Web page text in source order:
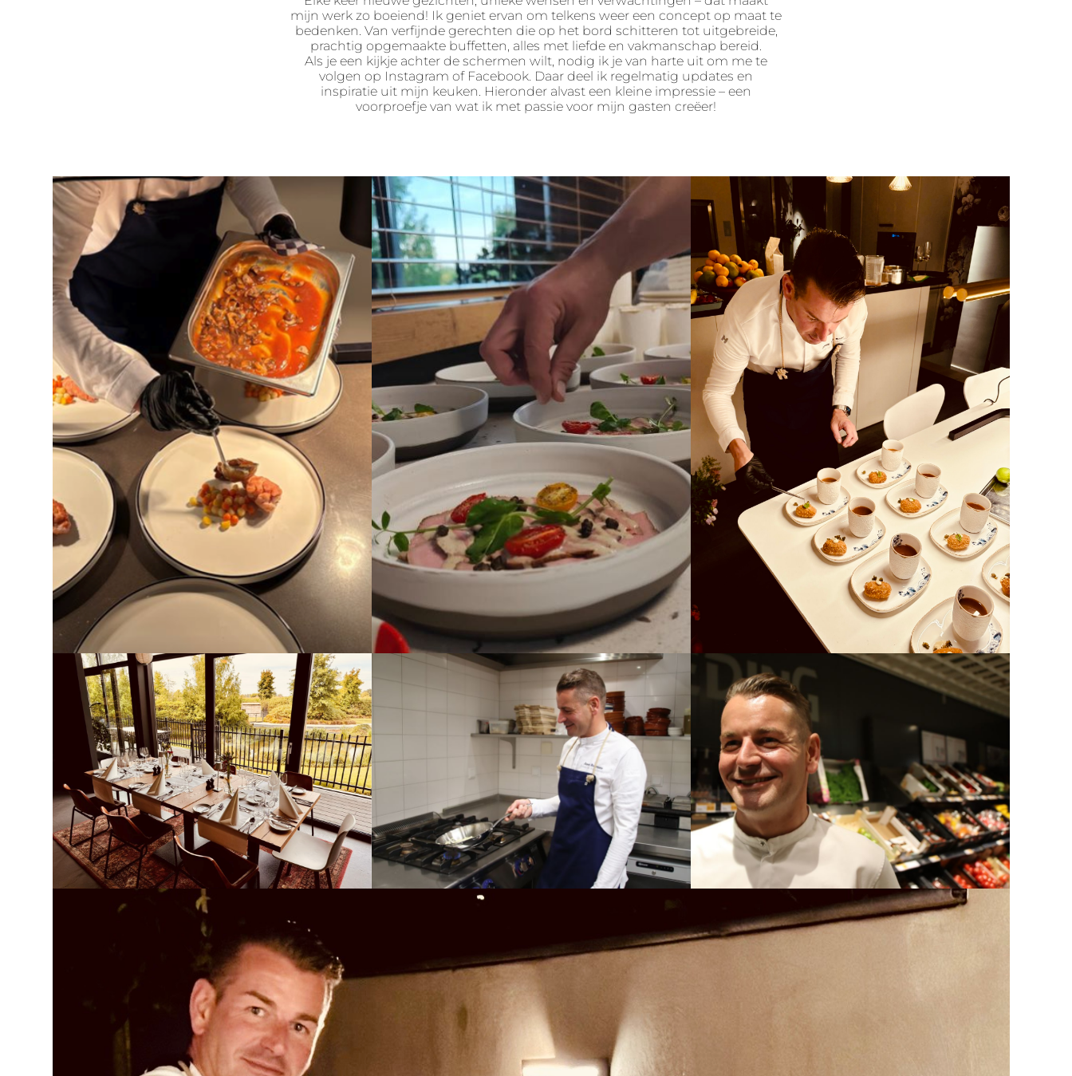
mijn werk zo boeiend! Ik geniet ervan om telkens weer een concept op maat te
bedenken. Van verfijnde gerechten die op het bord schitteren tot uitgebreide,
prachtig opgemaakte buffetten, alles met liefde en vakmanschap bereid.
Als je een kijkje achter de schermen wilt, nodig ik je van harte uit om me te
volgen op Instagram of Facebook. Daar deel ik regelmatig updates en
inspiratie uit mijn keuken. Hieronder alvast een kleine impressie – een
voorproefje van wat ik met passie voor mijn gasten creëer!